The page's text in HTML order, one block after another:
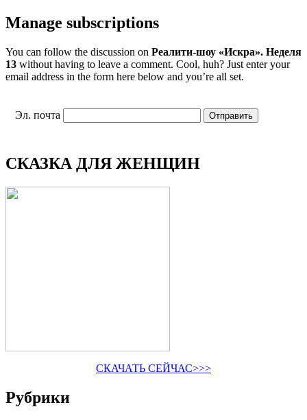
Manage subscriptions
You can follow the discussion on Реалити-шоу «Искра». Неделя
13 without having to leave a comment. Cool, huh? Just enter your
email address in the form here below and you’re all set.
Эл. почта
СКАЗКА ДЛЯ ЖЕНЩИН
СКАЧАТЬ СЕЙЧАС>>>
Рубрики